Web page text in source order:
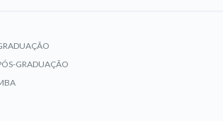
GRADUAÇÃO